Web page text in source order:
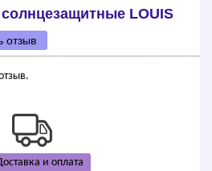
LОUIS
отзыв
и оплата